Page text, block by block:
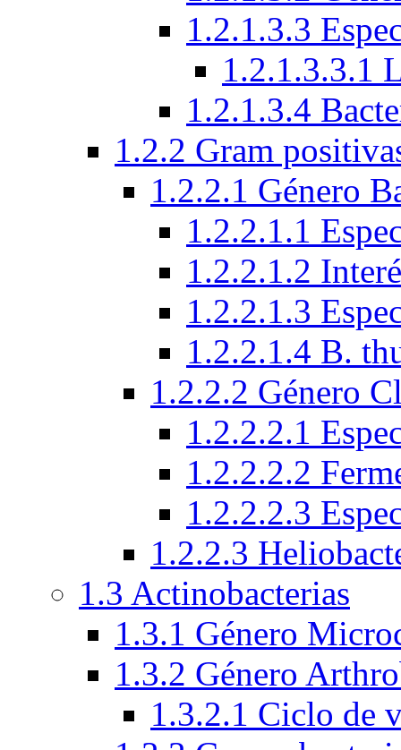
1.2.1.3.3
1.2.1.3.3.1
1.2.1.3.4
1.2.2 Gram
1.2.2.1 Género
1.2.2.1.1
1.2.2.1.2
1.2.2.1.3
1.2.2.1.4 B.
1.2.2.2 Género
1.2.2.2.1
1.2.2.2.2
1.2.2.2.3
1.2.2.3
1.3 Actinobacterias
1.3.1 Género
1.3.2 Género
1.3.2.1 Ciclo de